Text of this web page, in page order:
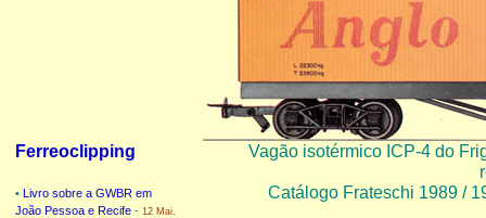
Ferreoclipping
• Livro sobre a GWBR em
João Pessoa e Recife - 12 Mai.
Vagão isotérmico ICP-4 do
Catálogo Frateschi 1989 /